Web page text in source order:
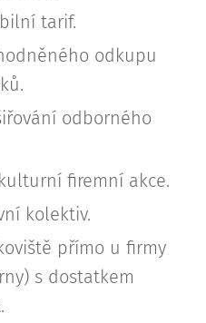
tarif.
odkupu
odborného
firemní akce.
kolektiv.
přímo u firmy
s dostatkem